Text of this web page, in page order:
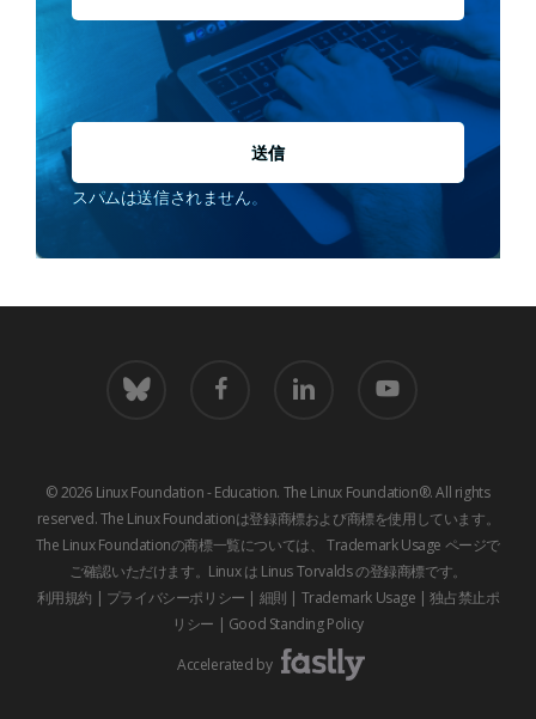
ー
スパムは送信されません。
ッ
ク
© 2026 Linux Foundation - Education. The Linux Foundation®. All rights
reserved. The Linux Foundationは登録商標および商標を使用しています。
The Linux Foundationの商標一覧については、Trademark Usage ページで
ご確認いただけます。Linux は Linus Torvalds の登録商標です。
利用規約 | プライバシーポリシー | 細則 | Trademark Usage |独占禁止ポ
リシー | Good Standing Policy
Accelerated by